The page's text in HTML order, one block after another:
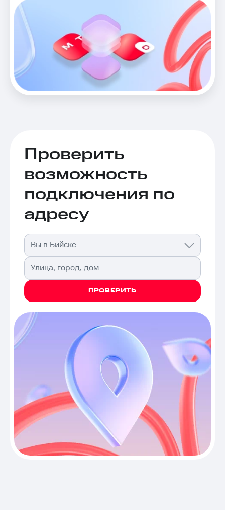
Проверить
возможность
подключения по
адресу
Вы в Бийске
Улица, город, дом
ПРОВЕРИТЬ